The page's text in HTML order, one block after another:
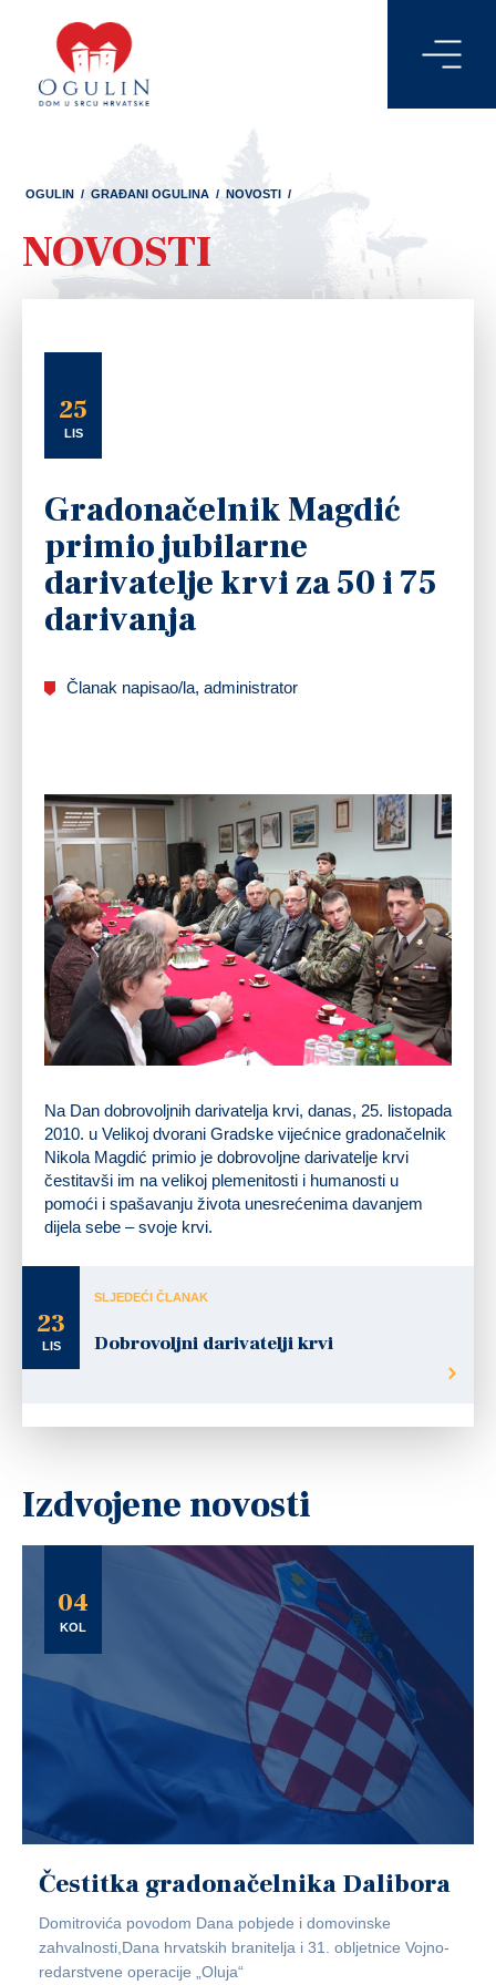
OGULIN / GRAĐANI OGULINA / NOVOSTI /
NOVOSTI
25
LIS
Gradonačelnik Magdić
primio jubilarne
darivatelje krvi za 50 i 75
darivanja
Članak napisao/la, administrator
Na Dan dobrovoljnih darivatelja krvi, danas, 25. listopada
2010. u Velikoj dvorani Gradske vijećnice gradonačelnik
Nikola Magdić primio je dobrovoljne darivatelje krvi
čestitavši im na velikoj plemenitosti i humanosti u
pomoći i spašavanju života unesrećenima davanjem
dijela sebe – svoje krvi.
23
LIS
SLJEDEĆI ČLANAK
Dobrovoljni darivatelji krvi
Izdvojene novosti
04
KOL
Čestitka gradonačelnika Dalibora
Domitrovića povodom Dana pobjede i domovinske
zahvalnosti,Dana hrvatskih branitelja i 31. obljetnice Vojno-
redarstvene operacije „Oluja“